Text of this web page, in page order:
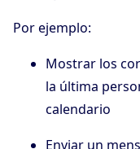
Por ejemplo:
Mostrar los
la última
calendario
Enviar un